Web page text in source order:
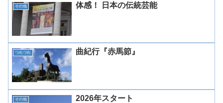
その他 体感！ 日本の伝統芸能
つれづれ 曲紀行『赤馬節』
その他 2026年スタート